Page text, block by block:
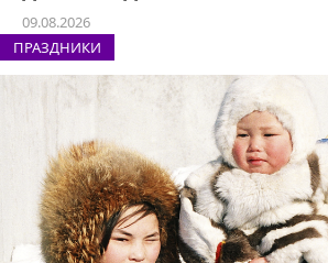
09.08.2026
ПРАЗДНИКИ